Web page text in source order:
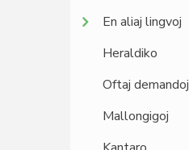
En aliaj lingvoj
Heraldiko
Oftaj demandoj
Mallongigoj